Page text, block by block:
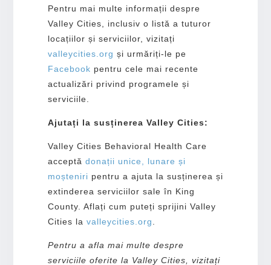
Pentru mai multe informații despre
Valley Cities, inclusiv o listă a tuturor
locațiilor și serviciilor, vizitați
valleycities.org și urmăriți-le pe
Facebook pentru cele mai recente
actualizări privind programele și
serviciile.
Ajutați la susținerea Valley Cities:
Valley Cities Behavioral Health Care
acceptă donații unice, lunare și
moșteniri pentru a ajuta la susținerea și
extinderea serviciilor sale în King
County. Aflați cum puteți sprijini Valley
Cities la valleycities.org
Pentru a afla mai multe despre
serviciile oferite la Valley Cities, vizitați